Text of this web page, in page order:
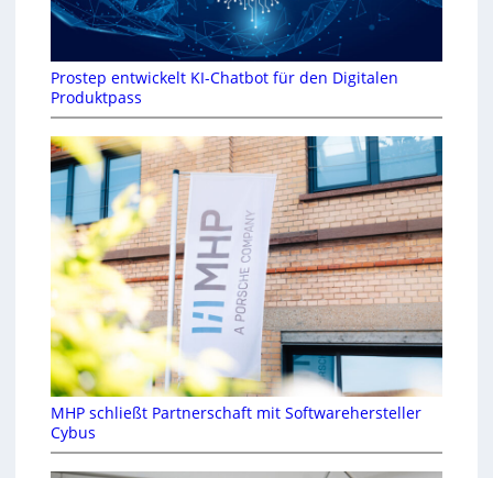
Prostep entwickelt KI-Chatbot für den Digitalen
Produktpass
MHP schließt Partnerschaft mit Softwarehersteller
Cybus